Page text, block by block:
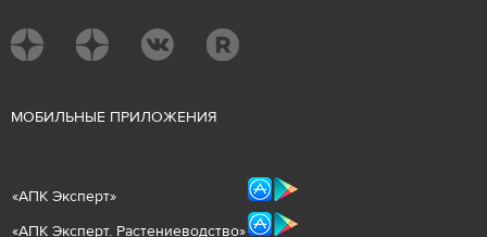
МОБИЛЬНЫЕ ПРИЛОЖЕНИЯ
«АПК Эксперт»
«АПК Эксперт. Растениеводство»